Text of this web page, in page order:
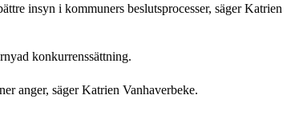
insyn i kommuners beslutsprocesser, säger Katrien
konkurrenssättning.
anger, säger Katrien Vanhaverbeke.